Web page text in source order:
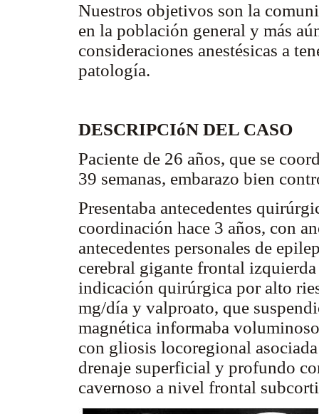
Nuestros objetivos son la
en la población general y más
consideraciones anestésicas a
patología.
DESCRIPCIóN DEL CASO
Paciente de 26 años, que se
39 semanas, embarazo bien
Presentaba antecedentes
coordinación hace 3 años, con
antecedentes personales de
cerebral gigante frontal
indicación quirúrgica por alto
mg/día y valproato, que
magnética informaba
con gliosis locoregional
drenaje superficial y profundo
cavernoso a nivel frontal